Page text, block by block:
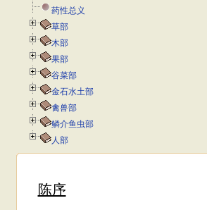
药性总义
草部
木部
果部
谷菜部
金石水土部
禽兽部
鳞介鱼虫部
人部